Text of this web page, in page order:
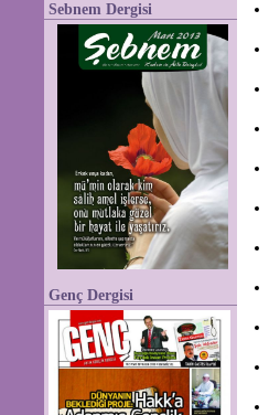
Sebnem Dergisi
Genç Dergisi